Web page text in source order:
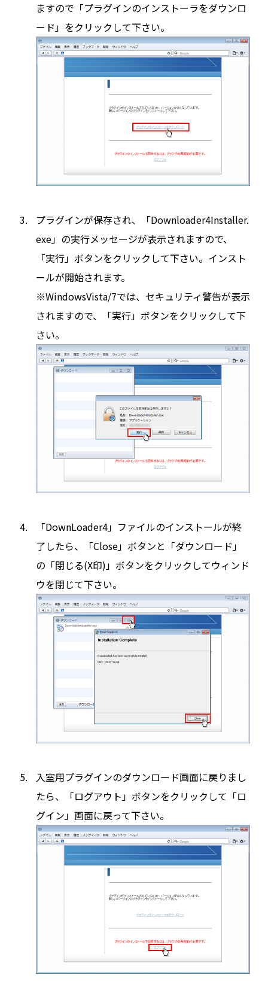
ますので「プラグインのインストーラをダウンロ
ード」をクリックして下さい。
プラグインが保存され、「Downloader4Installer.
exe」の実行メッセージが表示されますので、
「実行」ボタンをクリックして下さい。インスト
ールが開始されます。
※WindowsVista/7では、セキュリティ警告が表示
されますので、「実行」ボタンをクリックして下
さい。
「DownLoader4」ファイルのインストールが終
了したら、「Close」ボタンと「ダウンロード」
の「閉じる(X印)」ボタンをクリックしてウィンド
ウを閉じて下さい。
入室用プラグインのダウンロード画面に戻りまし
たら、「ログアウト」ボタンをクリックして「ロ
グイン」画面に戻って下さい。